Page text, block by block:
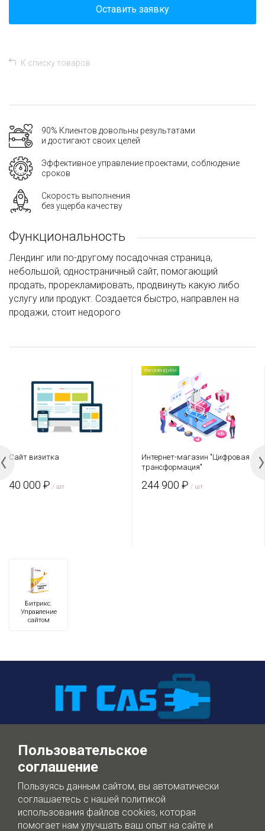
Оставить заявку
К списку товаров
90% Клиентов довольны результатами
и достигают своих целей
Эффективное управление проектами, соблюдение
сроков
Скорость выполнения
без ущерба качеству
Функциональность
Лендинг или по-другому посадочная страница,
небольшой, одностраничный сайт, помогающий
продать, прорекламировать, продвинуть какую либо
услугу или продукт. Создается быстро, направлен на
продажи, стоит недорого
Сайт визитка
40 000 ₽ / шт
РЕКОМЕНДУЕМ
Интернет-магазин "Цифровая
трансформация"
244 900 ₽ / шт
Битрикс.
Управление
сайтом
+7 (922) 108-45-45
Напишите нам в Telegram
IT Case
Пользовательское
соглашение
Пользуясь данным сайтом, вы автоматически
соглашаетесь с нашей политикой
использования файлов cookies, которая
помогает нам улучшать ваш опыт на сайте и